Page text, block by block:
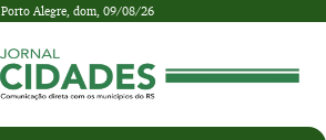
Porto Alegre, dom, 09/08/26